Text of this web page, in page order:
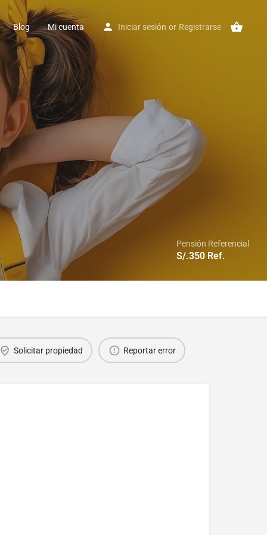
Blog Mi cuenta Iniciar sesión or Registrarse
Pensión Referencial
S/.350 Ref.
Solicitar propiedad Reportar error